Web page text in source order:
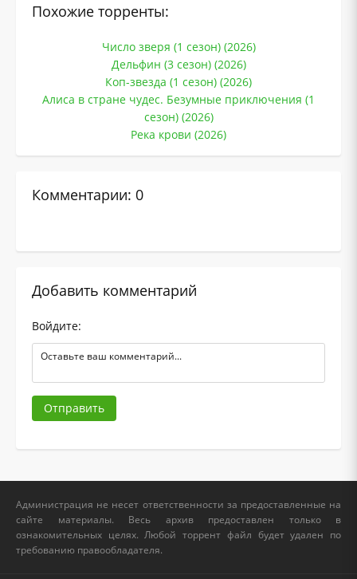
Похожие торренты:
Число зверя (1 сезон) (2026)
Дельфин (3 сезон) (2026)
Коп-звезда (1 сезон) (2026)
Алиса в стране чудес. Безумные приключения (1
сезон) (2026)
Река крови (2026)
Комментарии: 0
Добавить комментарий
Войдите:
Отправить
Администрация не несет ответственности за предоставленные на
сайте материалы. Весь архив предоставлен только в
ознакомительных целях. Любой торрент файл будет удален по
требованию правообладателя.